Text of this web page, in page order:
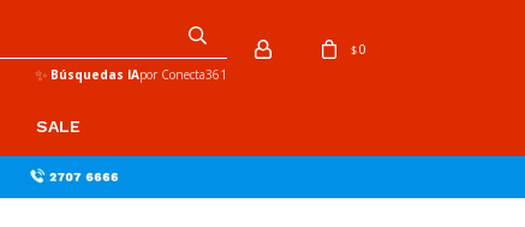
SALE
✨ Búsquedas IApor Conecta361
$0